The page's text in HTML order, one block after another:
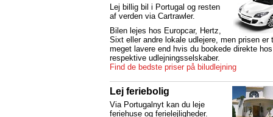
Lej billig bil i Portugal og resten
af verden via Cartrawler.
Bilen lejes hos Europcar, Hertz,
Sixt eller andre lokale udlejere, men prisen er
meget lavere end hvis du bookede direkte
respektive udlejningsselskaber.
Find de bedste priser på biludlejning
Lej feriebolig
Via Portugalnyt kan du leje
feriehuse og ferielejligheder.